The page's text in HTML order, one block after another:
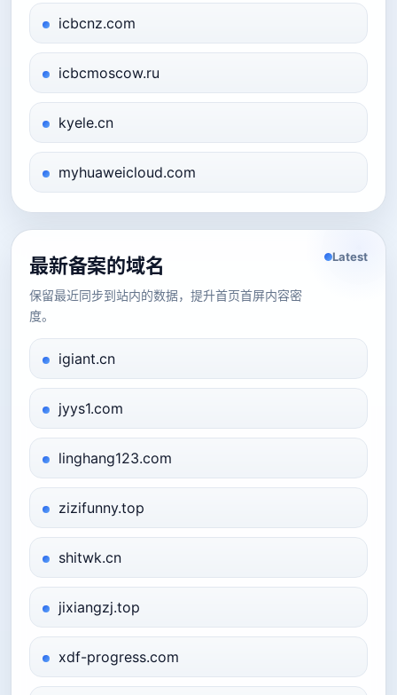
icbcnz.com
icbcmoscow.ru
kyele.cn
myhuaweicloud.com
最新备案的域名
保留最近同步到站内的数据，提升首页首屏内容密
度。
Latest
igiant.cn
jyys1.com
linghang123.com
zizifunny.top
shitwk.cn
jixiangzj.top
xdf-progress.com